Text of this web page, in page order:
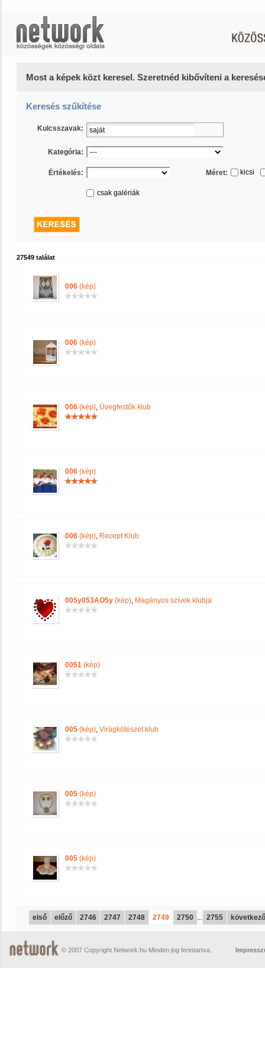
Most a képek közt keresel. Szeretnéd kibővíteni a
Keresés szűkítése
Kulcsszavak:
Kategória:
Értékelés: Méret: kicsi
csak galériák
27549 találat
006 (kép)
006 (kép)
006 (kép), Üvegfestők klub
006 (kép)
006 (kép), Recept Klub
005y053AO5y (kép), Magányos szívek klubja
0051 (kép)
005 (kép), Virágkötészet klub
005 (kép)
005 (kép)
első előző 2746 2747 2748 2749 2750 ... 2755 következő
© 2007 Copyright Network.hu Minden jog fenntartva.